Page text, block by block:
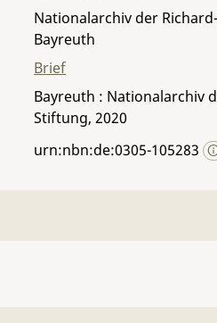
Nationalarchiv der
Bayreuth
Brief
Bayreuth : Nationalarchiv
Stiftung, 2020
urn:nbn:de:0305-105283